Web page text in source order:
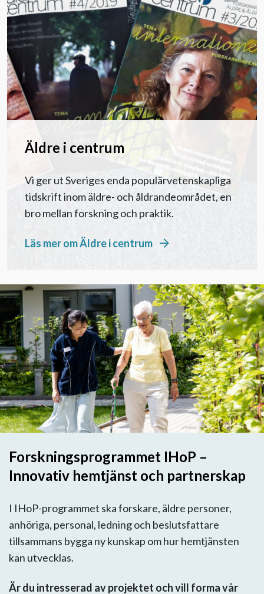
Äldre i centrum
Vi ger ut Sveriges enda populärvetenskapliga
tidskrift inom äldre- och åldrandeområdet, en
bro mellan forskning och praktik.
Läs mer om Äldre i centrum
Forskningsprogrammet IHoP –
Innovativ hemtjänst och partnerskap
I IHoP-programmet ska forskare, äldre personer,
anhöriga, personal, ledning och beslutsfattare
tillsammans bygga ny kunskap om hur hemtjänsten
kan utvecklas.
Är du intresserad av projektet och vill forma vår